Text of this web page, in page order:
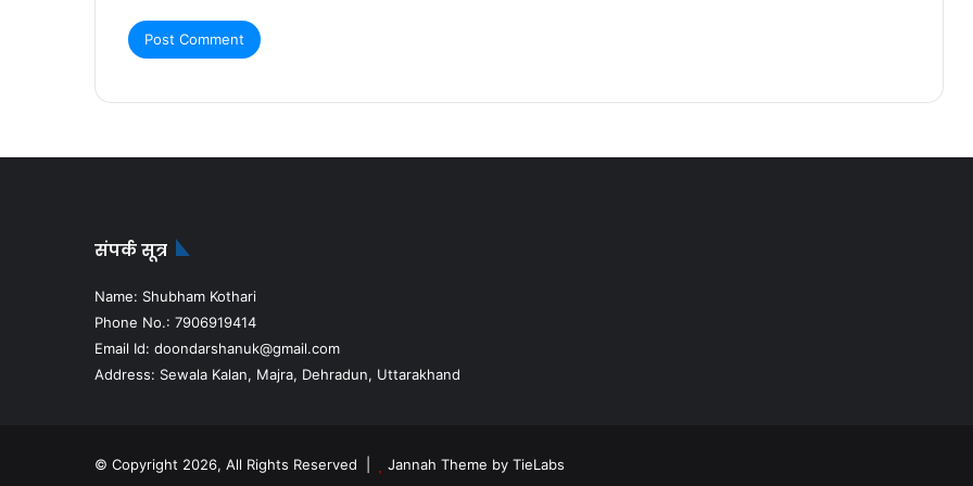
संपर्क सूत्र
Name: Shubham Kothari
Phone No.: 7906919414
Email Id: doondarshanuk@gmail.com
Address: Sewala Kalan, Majra, Dehradun, Uttarakhand
© Copyright 2026, All Rights Reserved | Jannah Theme by TieLabs